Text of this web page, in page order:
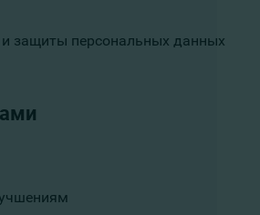
защиты персональных данных